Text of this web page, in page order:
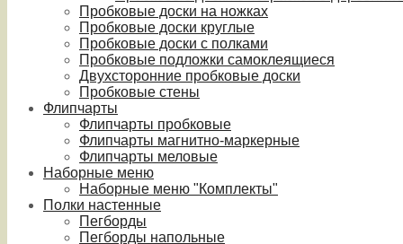
Пробковые доски на ножках
Пробковые доски круглые
Пробковые доски с полками
Пробковые подложки самоклеящиеся
Двухсторонние пробковые доски
Пробковые стены
Флипчарты
Флипчарты пробковые
Флипчарты магнитно-маркерные
Флипчарты меловые
Наборные меню
Наборные меню "Комплекты"
Полки настенные
Пегборды
Пегборды напольные